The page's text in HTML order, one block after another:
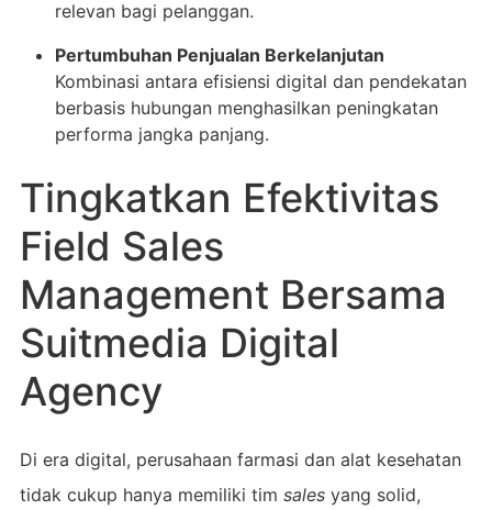
relevan bagi pelanggan.
Pertumbuhan Penjualan Berkelanjutan
Kombinasi antara efisiensi digital dan pendekatan
berbasis hubungan menghasilkan peningkatan
performa jangka panjang.
Tingkatkan Efektivitas
Field Sales
Management Bersama
Suitmedia Digital
Agency
Di era digital, perusahaan farmasi dan alat kesehatan
tidak cukup hanya memiliki tim sales yang solid,